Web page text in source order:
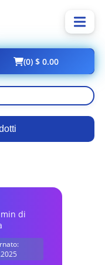
(0) $ 0.00
di